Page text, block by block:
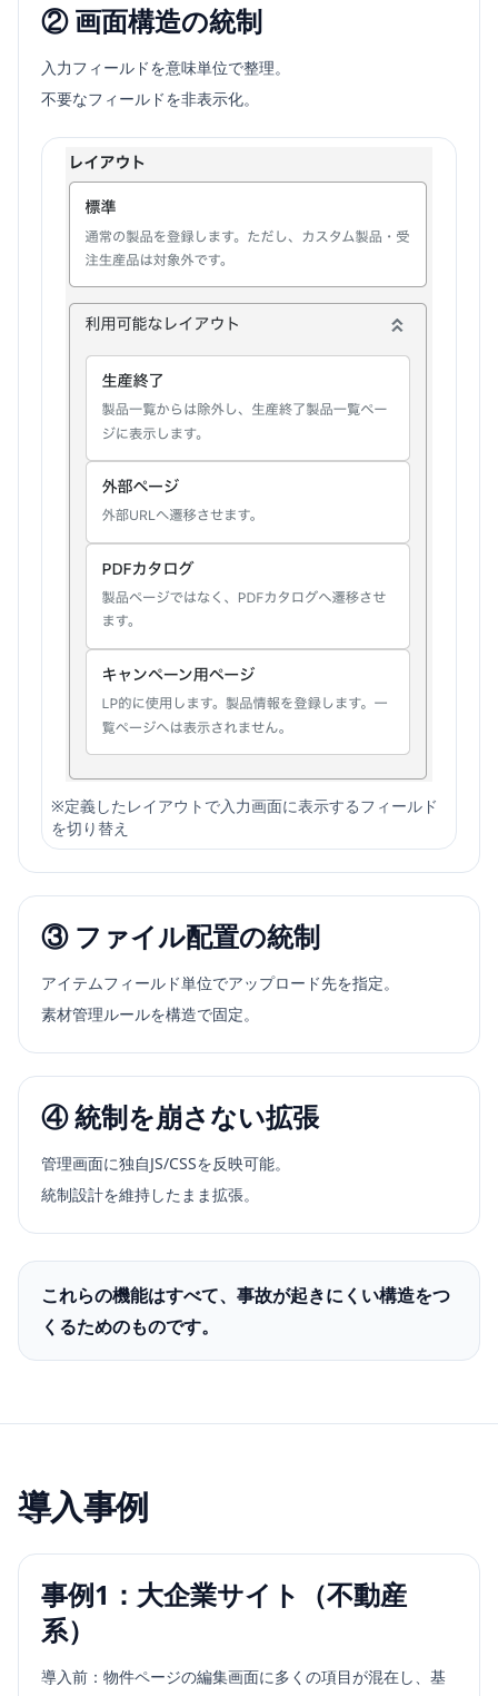
② 画面構造の統制
入力フィールドを意味単位で整理。
不要なフィールドを非表示化。
※定義したレイアウトで入力画面に表示するフィールド
を切り替え
③ ファイル配置の統制
アイテムフィールド単位でアップロード先を指定。
素材管理ルールを構造で固定。
④ 統制を崩さない拡張
管理画面に独自JS/CSSを反映可能。
統制設計を維持したまま拡張。
これらの機能はすべて、事故が起きにくい構造をつ
くるためのものです。
導入事例
事例1：大企業サイト（不動産
系）
導入前：物件ページの編集画面に多くの項目が混在し、基